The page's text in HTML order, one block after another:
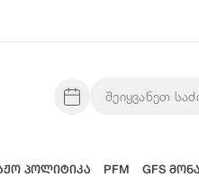
პოლიტიკა PFM GFS